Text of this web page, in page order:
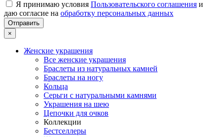
Я принимаю условия Пользовательского соглашения и
даю согласие на обработку персональных данных
×
Женские украшения
Все женские украшения
Браслеты из натуральных камней
Браслеты на ногу
Кольца
Серьги с натуральными камнями
Украшения на шею
Цепочки для очков
Коллекции
Бестселлеры